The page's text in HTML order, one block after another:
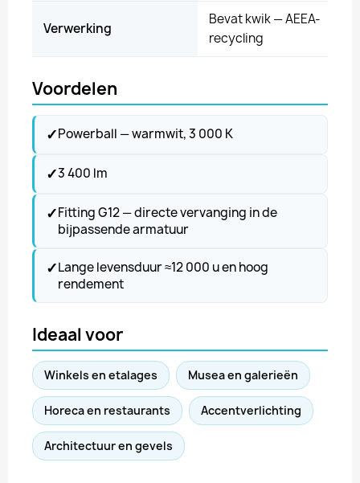
Verwerking
Bevat kwik — AEEA-
recycling
Voordelen
✓Powerball — warmwit, 3 000 K
✓3 400 lm
✓Fitting G12 — directe vervanging in de
bijpassende armatuur
✓Lange levensduur ≈12 000 u en hoog
rendement
Ideaal voor
Winkels en etalages Musea en galerieën
Horeca en restaurants Accentverlichting
Architectuur en gevels